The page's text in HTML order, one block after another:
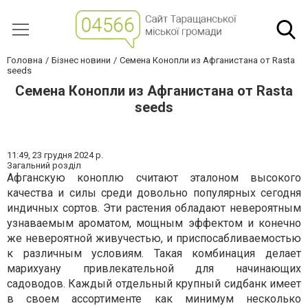
Головна Бізнес новини
Семена Конопли из Афганистана от Rasta
seeds
Семена Конопли из Афганистана от Rasta
seeds
11:49, 23 грудня 2024 р.
Загальний розділ
Афганскую коноплю считают эталоном высокого
качества и силы среди довольно популярных сегодня
индичных сортов. Эти растения обладают невероятным
узнаваемым ароматом, мощным эффектом и конечно
же невероятной живучестью, и приспосабливаемостью
к различным условиям. Такая комбинация делает
марихуану привлекательной для начинающих
садоводов. Каждый отдельный крупный сидбанк имеет
в своем ассортименте как минимум несколько